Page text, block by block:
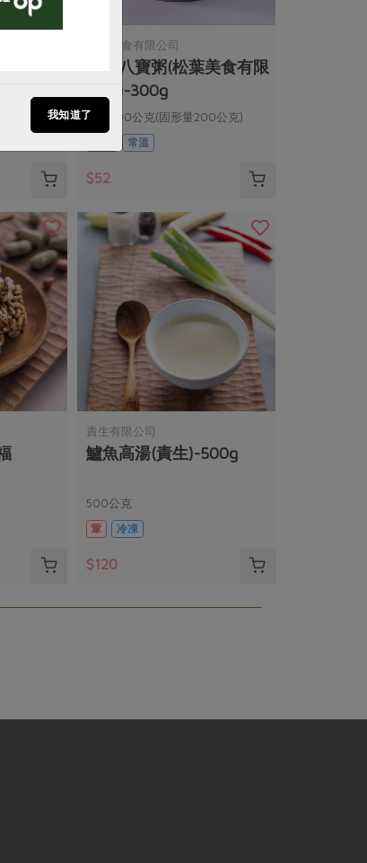
松葉美食有限公司
桂圓八寶粥(松葉美食有限
公司)-300g
淨重300公克(固形量200公克)
常溫
$52
責生有限公司
鱸魚高湯(責生)-500g
500公克
葷
冷凍
$120
我知道了